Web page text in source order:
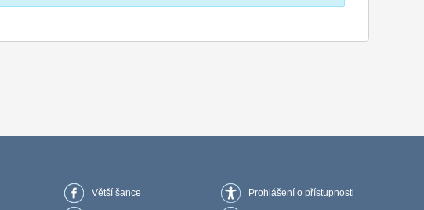
Větší šance Prohlášení o přístupnosti